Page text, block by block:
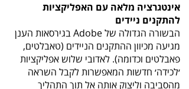
אינטגרציה מלאה עם האפליקציות
להתקנים ניידים
הבשורה הגדולה של Adobe בגירסאות הענן
מגיעה מכיוון ההתקנים הניידים (טאבלטים,
פאבלטים וכדומה). לאדובי שלוש אפליקציות
׳לכידה׳ חדשות המאפשרות לקבל השראה
מהסביבה וליצוק אותה אל תוך התהליך